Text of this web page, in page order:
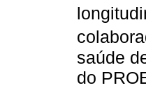
saúde
do